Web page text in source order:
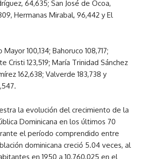
64,635; San José de Ocoa,
Hermanas Mirabal, 96,442 y El
100,134; Bahoruco 108,717;
Cristi 123,519; María Trinidad Sánchez
162,638; Valverde 183,738 y
la evolución del crecimiento de la
Dominicana en los últimos 70
el período comprendido entre
dominicana creció 5.04 veces, al
en 1950 a 10,760,025 en el